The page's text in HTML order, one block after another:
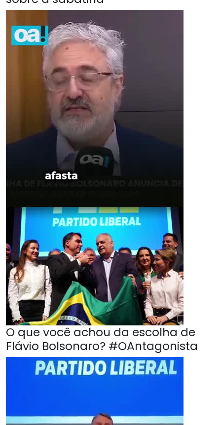
O que você achou da escolha de
Flávio Bolsonaro? #OAntagonista